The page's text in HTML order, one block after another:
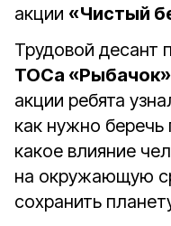
акции «Чистый
Трудовой десант
ТОСа «Рыбачок»
акции ребята
как нужно беречь
какое влияние
на окружающую
сохранить